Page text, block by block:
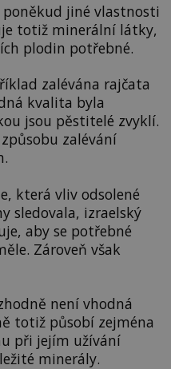
jiné vlastnosti
totiž minerální látky,
plodin potřebné.
zalévána rajčata
kvalita byla
jsou pěstitelé zvyklí.
zalévání
která vliv odsolené
sledovala, izraelský
aby se potřebné
Zároveň však
není vhodná
totiž působí zejména
při jejím užívání
minerály.